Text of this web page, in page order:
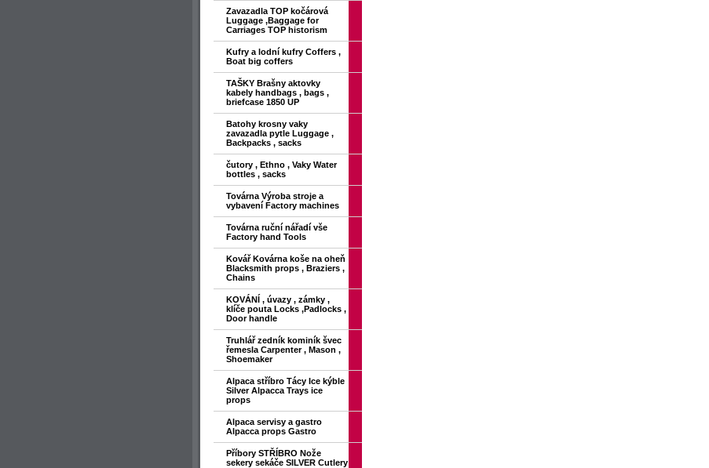
Zavazadla TOP kočárová
Luggage ,Baggage for
Carriages TOP historism
Kufry a lodní kufry Coffers ,
Boat big coffers
TAŠKY Brašny aktovky
kabely handbags , bags ,
briefcase 1850 UP
Batohy krosny vaky
zavazadla pytle Luggage ,
Backpacks , sacks
čutory , Ethno , Vaky Water
bottles , sacks
Továrna Výroba stroje a
vybavení Factory machines
Továrna ruční nářadí vše
Factory hand Tools
Kovář Kovárna koše na oheň
Blacksmith props , Braziers ,
Chains
KOVÁNÍ , úvazy , zámky ,
klíče pouta Locks ,Padlocks ,
Door handle
Truhlář zedník kominík švec
řemesla Carpenter , Mason ,
Shoemaker
Alpaca stříbro Tácy Ice kýble
Silver Alpacca Trays ice
props
Alpaca servisy a gastro
Alpacca props Gastro
Příbory STŘÍBRO Nože
sekery sekáče SILVER Cutlery